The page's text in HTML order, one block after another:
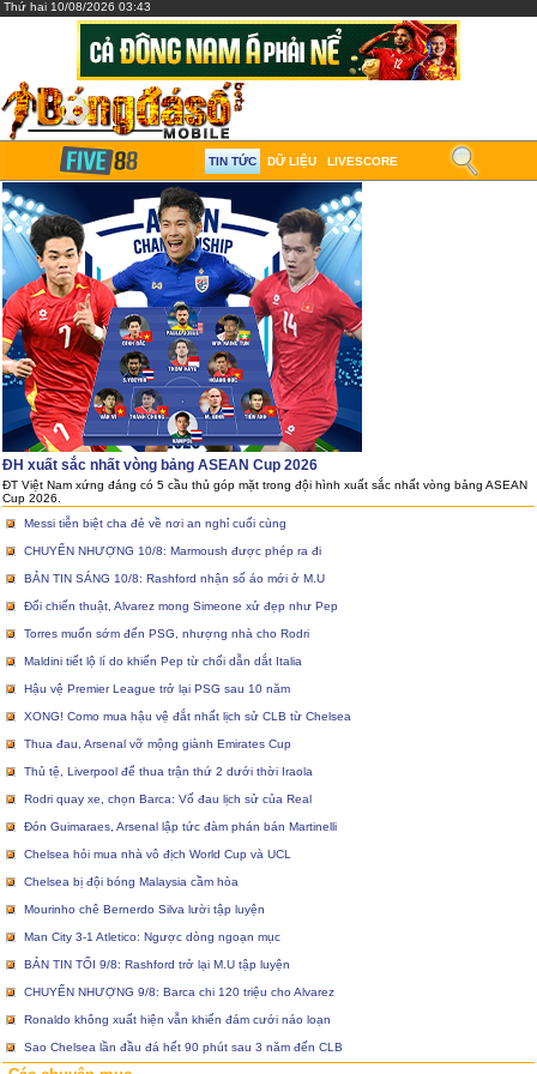
Thứ hai 10/08/2026 03:43
TIN TỨC DỮ LIỆU LIVESCORE
ĐH xuất sắc nhất vòng bảng ASEAN Cup 2026
ĐT Việt Nam xứng đáng có 5 cầu thủ góp mặt trong đội hình xuất sắc nhất vòng bảng ASEAN
Cup 2026.
Messi tiễn biệt cha đẻ về nơi an nghỉ cuối cùng
CHUYỂN NHƯỢNG 10/8: Marmoush được phép ra đi
BẢN TIN SÁNG 10/8: Rashford nhận số áo mới ở M.U
Đổi chiến thuật, Alvarez mong Simeone xử đẹp như Pep
Torres muốn sớm đến PSG, nhượng nhà cho Rodri
Maldini tiết lộ lí do khiến Pep từ chối dẫn dắt Italia
Hậu vệ Premier League trở lại PSG sau 10 năm
XONG! Como mua hậu vệ đắt nhất lịch sử CLB từ Chelsea
Thua đau, Arsenal vỡ mộng giành Emirates Cup
Thủ tệ, Liverpool để thua trận thứ 2 dưới thời Iraola
Rodri quay xe, chọn Barca: Vố đau lịch sử của Real
Đón Guimaraes, Arsenal lập tức đàm phán bán Martinelli
Chelsea hỏi mua nhà vô địch World Cup và UCL
Chelsea bị đội bóng Malaysia cầm hòa
Mourinho chê Bernerdo Silva lười tập luyện
Man City 3-1 Atletico: Ngược dòng ngoạn mục
BẢN TIN TỐI 9/8: Rashford trở lại M.U tập luyện
CHUYỂN NHƯỢNG 9/8: Barca chi 120 triệu cho Alvarez
Ronaldo không xuất hiện vẫn khiến đám cưới náo loạn
Sao Chelsea lần đầu đá hết 90 phút sau 3 năm đến CLB